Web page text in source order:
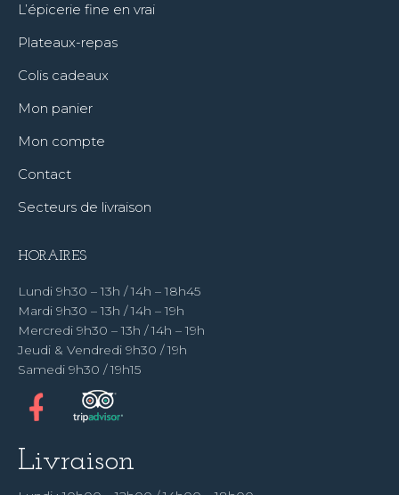
L’épicerie fine en vrai
Plateaux-repas
Colis cadeaux
Mon panier
Mon compte
Contact
Secteurs de livraison
HORAIRES
Lundi 9h30 – 13h / 14h – 18h45
Mardi 9h30 – 13h / 14h – 19h
Mercredi 9h30 – 13h / 14h – 19h
Jeudi & Vendredi 9h30 / 19h
Samedi 9h30 / 19h15
Livraison